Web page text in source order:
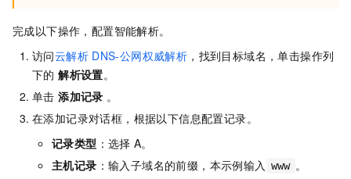
完成以下操作，配置智能解析。
访问云解析 DNS-公网权威解析 ，找到目标域名，单击操作列
下的解析设置。
单击添加记录 。
在添加记录对话框，根据以下信息配置记录。
记录类型 ：选择 A。
主机记录 ：输入子域名的前缀，本示例输入 www 。